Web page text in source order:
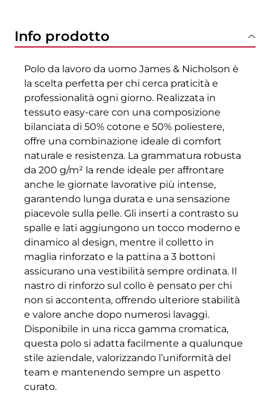
Info prodotto
Polo da lavoro da uomo James & Nicholson è
la scelta perfetta per chi cerca praticità e
professionalità ogni giorno. Realizzata in
tessuto easy-care con una composizione
bilanciata di 50% cotone e 50% poliestere,
offre una combinazione ideale di comfort
naturale e resistenza. La grammatura robusta
da 200 g/m² la rende ideale per affrontare
anche le giornate lavorative più intense,
garantendo lunga durata e una sensazione
piacevole sulla pelle. Gli inserti a contrasto su
spalle e lati aggiungono un tocco moderno e
dinamico al design, mentre il colletto in
maglia rinforzato e la pattina a 3 bottoni
assicurano una vestibilità sempre ordinata. Il
nastro di rinforzo sul collo è pensato per chi
non si accontenta, offrendo ulteriore stabilità
e valore anche dopo numerosi lavaggi.
Disponibile in una ricca gamma cromatica,
questa polo si adatta facilmente a qualunque
stile aziendale, valorizzando l’uniformità del
team e mantenendo sempre un aspetto
curato.